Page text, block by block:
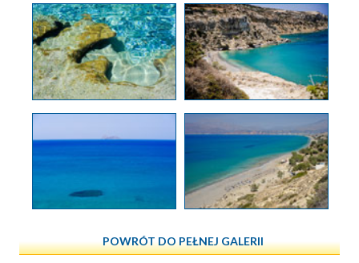
POWRÓT DO PEŁNEJ GALERII